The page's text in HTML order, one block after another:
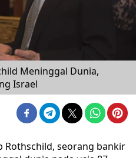
Meninggal Dunia,
Israel
Rothschild, seorang bankir